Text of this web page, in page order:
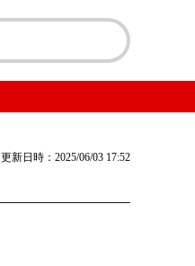
更新日時：2025/06/03 17:52